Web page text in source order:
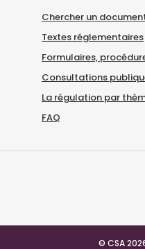
Chercher un
Textes réglementaires
Formulaires,
Consultations
La régulation par
FAQ
© CSA